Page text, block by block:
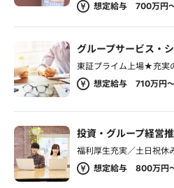
想定給与 700万円
グループサービス・
東証プライム上場★充実
想定給与 710万円
投資・グループ経営
福利厚生充実／土日祝
想定給与 800万円